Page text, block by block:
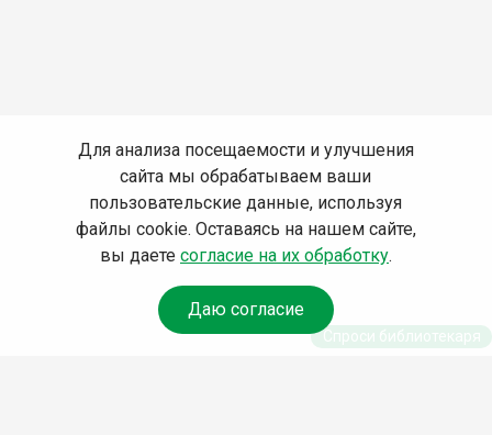
Для анализа посещаемости и улучшения
сайта мы обрабатываем ваши
пользовательские данные, используя
файлы cookie. Оставаясь на нашем сайте,
вы даете согласие на их обработку.
Даю согласие
Спроси библиотекаря